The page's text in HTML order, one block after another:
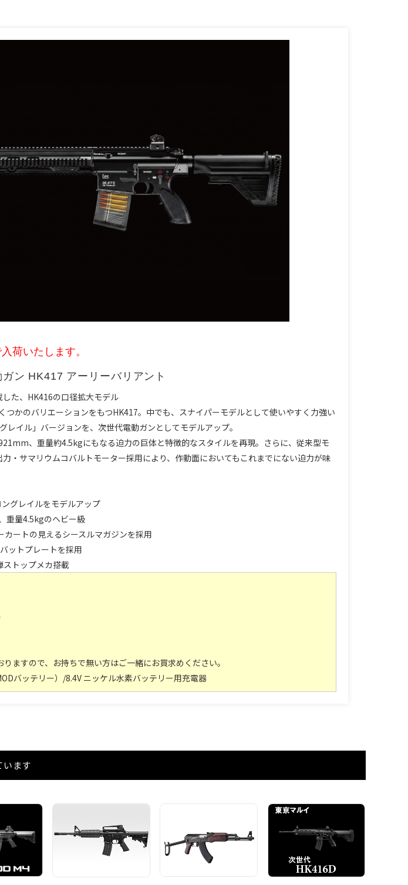
荷いたします。
ン HK417 アーリーバリアント
た、HK416の口径拡大モデル
つかのバリエーションをもつHK417。中でも、スナイパーモデルとして使いやすく力強い
レイル」バージョンを、次世代電動ガンとしてモデルアップ。
、重量約4.5kgにもなる迫力の巨体と特徴的なスタイルを再現。さらに、従来型モ
・サマリウムコバルトモーター採用により、作動面においてもこれまでにない迫力が味
グレイルをモデルアップ
重量4.5kgのヘビー級
カートの見えるシースルマガジンを採用
ットプレートを採用
ストップメカ搭載
ますので、お持ちで無い方はご一緒にお買求めください。
バッテリー）/8.4V ニッケル水素バッテリー用充電器
います